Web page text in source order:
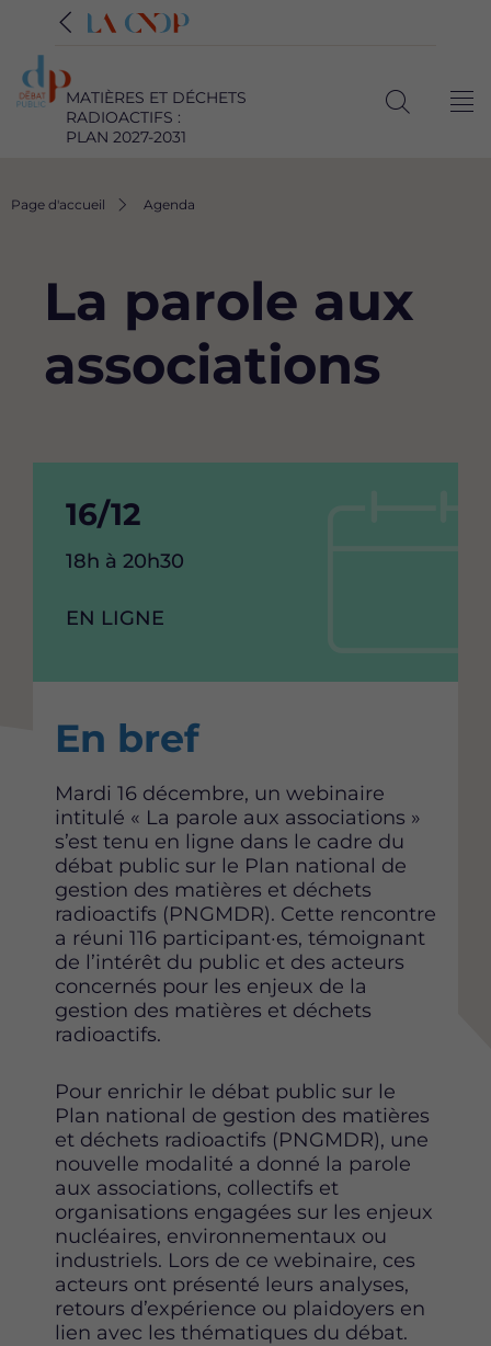
MATIÈRES ET DÉCHETS
RADIOACTIFS :
PLAN 2027-2031
Fil
Page d'accueil Agenda
La parole aux
associations
Date
de
de
16/12
Heure
l'événement
18h à 20h30
RAISON
EN LIGNE
Content
En bref
Mardi 16 décembre, un webinaire
intitulé « La parole aux associations »
s’est tenu en ligne dans le cadre du
débat public sur le Plan national de
gestion des matières et déchets
radioactifs (PNGMDR). Cette rencontre
a réuni 116 participant·es, témoignant
de l’intérêt du public et des acteurs
concernés pour les enjeux de la
gestion des matières et déchets
radioactifs.
Pour enrichir le débat public sur le
Plan national de gestion des matières
et déchets radioactifs (PNGMDR), une
nouvelle modalité a donné la parole
aux associations, collectifs et
organisations engagées sur les enjeux
nucléaires, environnementaux ou
industriels. Lors de ce webinaire, ces
acteurs ont présenté leurs analyses,
retours d’expérience ou plaidoyers en
lien avec les thématiques du débat.